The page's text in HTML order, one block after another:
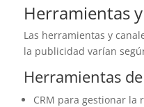
Herramientas
Las herramientas y
la publicidad varían
Herramientas
CRM para gestionar la